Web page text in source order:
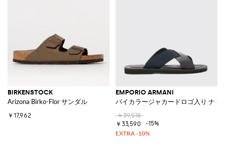
BIRKENSTOCK
Arizona Birko-Flor サンダル
￥17,962
EMPORIO ARMANI
バイカラージャカードロゴ入り ナイ
￥39,518
￥33,590
-15%